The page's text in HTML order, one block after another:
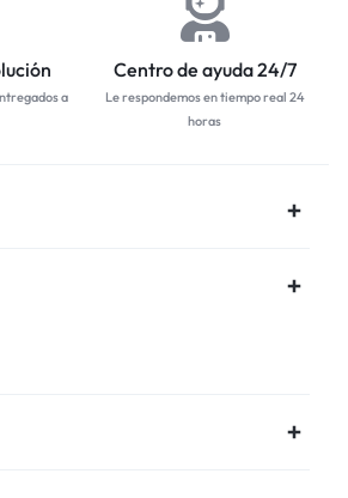
a
Centro de ayuda 24/7
Le respondemos en tiempo real 24
horas